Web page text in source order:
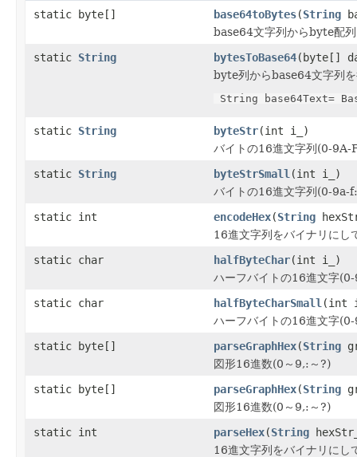
static byte[] base64toBytes(String
base64文字列からbyte配
static String bytesToBase64(byte[]
byte列からbase64文字列
static String byteStr(int i_)
バイトの16進文字列(0-9A-
static String byteStrSmall (int i_)
バイトの16進文字列(0-9a-
static int
encodeHex(String
16進文字列をバイナリに
static char
halfByteChar(int i_)
ハーフバイトの16進文字
static char
halfByteCharSmall (int
ハーフバイトの16進文字
static byte[]
parseGraphHex(String
図形16進数(0～9,:～?)
static byte[]
parseGraphHex(String
図形16進数(0～9,:～?)
static int
parseHex(String
16進文字列をバイナリに